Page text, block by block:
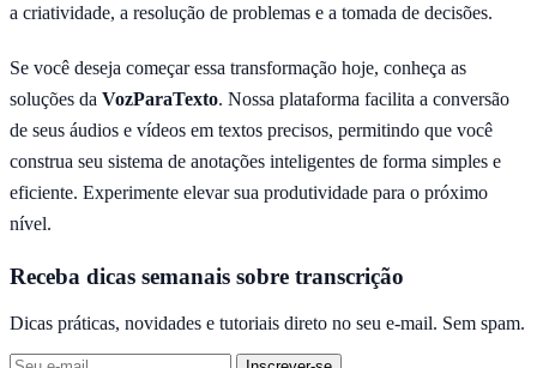
a criatividade, a resolução de problemas e a tomada de decisões.
Se você deseja começar essa transformação hoje, conheça as
soluções da VozParaTexto. Nossa plataforma facilita a conversão
de seus áudios e vídeos em textos precisos, permitindo que você
construa seu sistema de anotações inteligentes de forma simples e
eficiente. Experimente elevar sua produtividade para o próximo
nível.
Receba dicas semanais sobre transcrição
Dicas práticas, novidades e tutoriais direto no seu e-mail. Sem spam.